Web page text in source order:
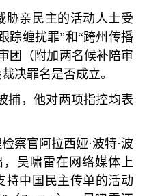
胁亲民主的活动人士受
踪缠扰罪”和“跨州传播
团（附加两名候补陪审
决罪名是否成立。
捕，他对两项指控均表
察官阿拉西娅·波特·波
，吴啸雷在网络媒体上
持中国民主传单的活动